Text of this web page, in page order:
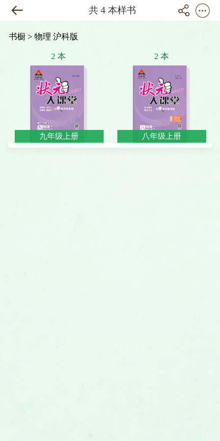
共 4 本样书
书橱 > 物理 沪科版
2 本
九年级上册
2 本
八年级上册